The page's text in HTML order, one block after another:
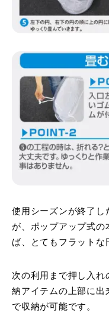
使用シーズンが終了し
が、ポップアップ式の
ば、とてもフラットな
次の利用まで押し入れ
納アイテムの上部に出
で収納が可能です。